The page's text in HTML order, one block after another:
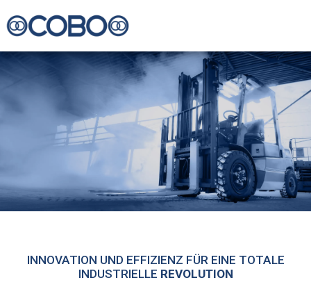
INNOVATION UND EFFIZIENZ FÜR EINE TOTALE
INDUSTRIELLE REVOLUTION